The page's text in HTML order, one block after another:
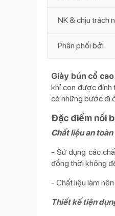
NK & chịu trách
Phân phối bởi
Giày bún cổ
khỉ con được đính
có những bước đi
Đặc điểm nổi
Chất liệu an toàn
- Sử dụng các
đồng thời không
- Chất liệu làm
Thiết kế tiện